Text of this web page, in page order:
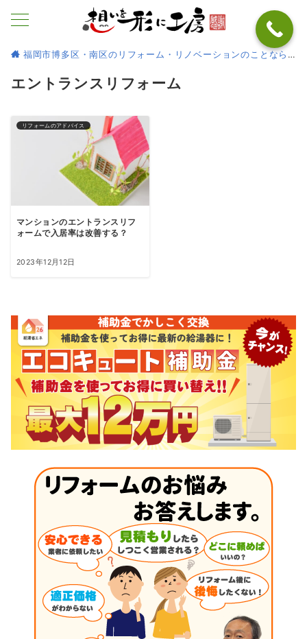
福岡市博多区・南区のリフォーム・リノベーションのことなら
エントランスリフォーム
リフォームのアドバイス
マンションのエントランスリフ
ォームで入居率は改善する？
2023年12月12日